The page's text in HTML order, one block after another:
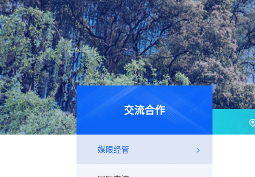
交流合作
媒眼经管